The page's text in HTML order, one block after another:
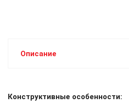
Описание
Конструктивные особенности: